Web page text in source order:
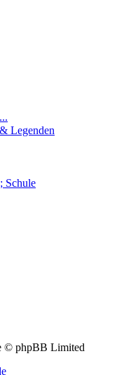
Legenden
Schule
© phpBB Limited